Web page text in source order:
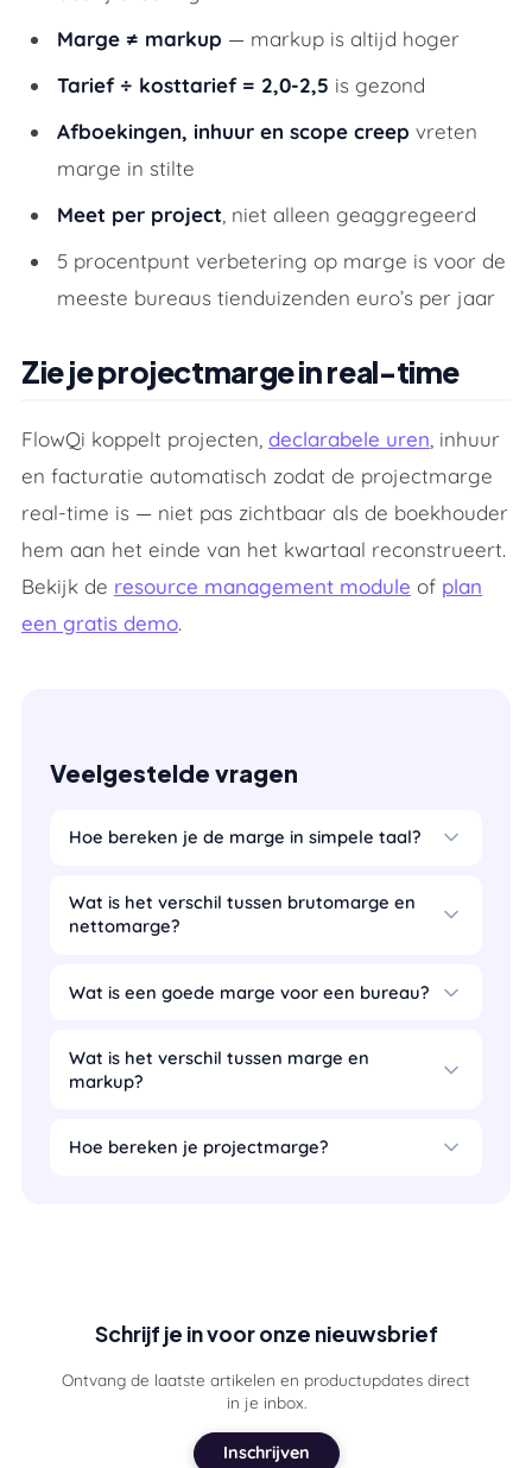
Marge ≠ markup — markup is altijd hoger
Tarief ÷ kosttarief = 2,0-2,5 is gezond
Afboekingen, inhuur en scope creep vreten
marge in stilte
Meet per project , niet alleen geaggregeerd
5 procentpunt verbetering op marge is voor de
meeste bureaus tienduizenden euro’s per jaar
Zie je projectmarge in real-time
FlowQi koppelt projecten, declarabele uren , inhuur
en facturatie automatisch zodat de projectmarge
real-time is — niet pas zichtbaar als de boekhouder
hem aan het einde van het kwartaal reconstrueert.
Bekijk de resource management module of plan
een gratis demo.
Veelgestelde vragen
Hoe bereken je de marge in simpele taal?
Wat is het verschil tussen brutomarge en
nettomarge?
Wat is een goede marge voor een bureau?
Wat is het verschil tussen marge en
markup?
Hoe bereken je projectmarge?
Schrijf je in voor onze nieuwsbrief
Ontvang de laatste artikelen en productupdates direct
in je inbox.
Inschrijven